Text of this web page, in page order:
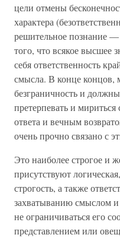
цели отмены
характера
решительное познание —
того, что всякое высшее
себя ответственность
смысла. В конце концов,
безграничность и
претерпевать и мириться
ответа и вечным
очень прочно связано с
Это наиболее строгое и
присутствуют
строгость, а также
захватыванию смыслом и
не ограничиваться его
представлением или